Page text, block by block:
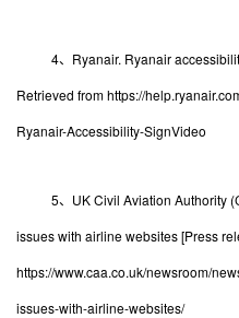
4、Ryanair. Ryanair
Retrieved from https://
Ryanair-Accessibility-SignVideo
5、UK Civil Aviation Authority
issues with airline websites [Press
https://www.caa.co.uk/newsroom/
issues-with-airline-websites/